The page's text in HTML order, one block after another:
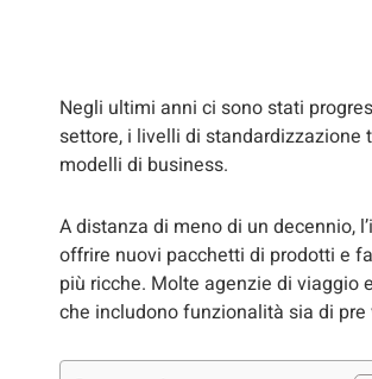
Negli ultimi anni ci sono stati
settore, i livelli di
modelli di business.
A distanza di meno di un decennio,
offrire nuovi pacchetti di prodotti e
più ricche. Molte agenzie di viaggio
che includono funzionalità sia di